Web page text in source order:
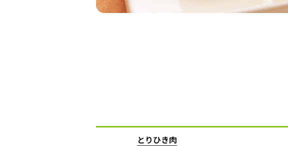
とりひき肉